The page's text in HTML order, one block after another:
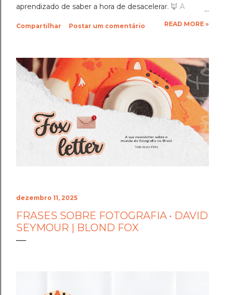
aprendizado de saber a hora de desacelerar. ​🦊 A
mês em que a disciplina atingiu o seu ponto mais alto.
importante foi um exercício de resiliência e entrega.
Aprendi que quando a gente se compromete de
verdade com um objetivo, a nossa mente descobre
uma capacidade de sustentação que a gente nem
sabia que tinha. Foi exaustivo, mas foi a prova concreta
da minha própria força. 🦊 A Viagem para Holambra: O
Cenário do Desafio ​Trocar de ar e ir fazer a prova em
Holambra transformou o peso do compromisso em
uma experiência memorável. A cidade das flores, com
sua arquitetura, suas estufas e suas estra...
Compartilhar Postar um comentário READ MORE »
dezembro 11, 2025
FRASES SOBRE FOTOGRAFIA • DAVID
SEYMOUR | BLOND FOX